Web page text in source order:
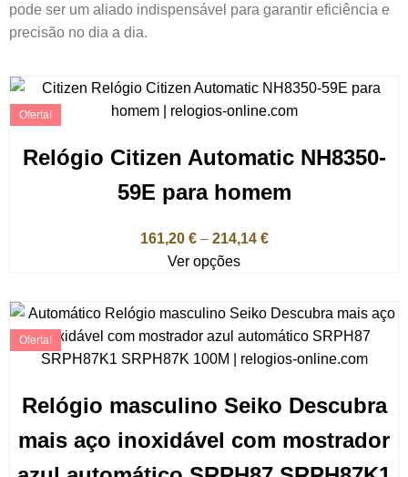
pode ser um aliado indispensável para garantir eficiência e
precisão no dia a dia.
Relógio Citizen Automatic NH8350-
59E para homem
Oferta!
161,20 € – 214,14 €
Ver opções
Relógio masculino Seiko Descubra
mais aço inoxidável com mostrador
Oferta!